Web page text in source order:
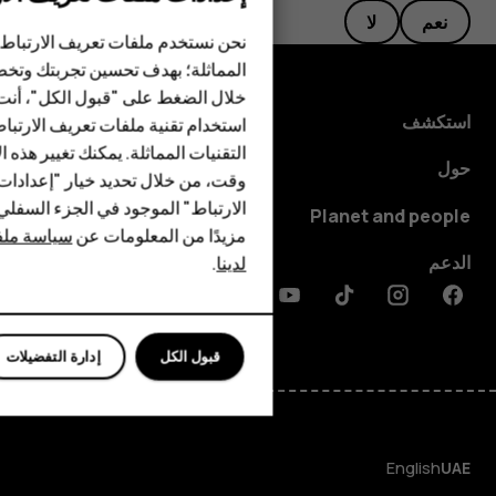
الهواتف الذكية
الهواتف المميزة
الأكسسوارات
HMD Terra M
HMD DUB
HMD Watch
للأعمال
نعم لا
استكشف
حول
Planet and people
الدعم
Facebook
Instagram
Tiktok
Youtube
UAE
English
نحن نستخدم ملفات تعريف
المماثلة؛ بهدف تحسين تجربتك
خلال الضغط على "قبول الكل"،
استخدام تقنية ملفات تعريف
التقنيات المماثلة. يمكنك تغيير
وقت، من خلال تحديد خيار
الارتباط" الموجود في الجزء
مزيدًا من المعلومات عنسياسة
لدينا.
إدارة التفضيلات قبول الكل